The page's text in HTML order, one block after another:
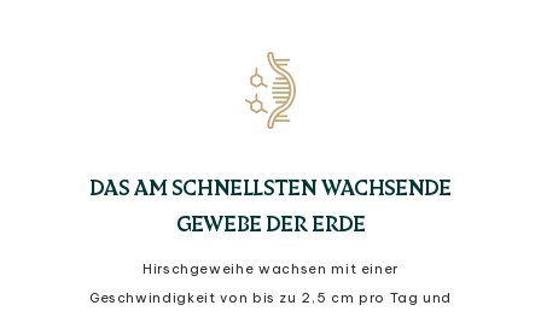
DAS AM SCHNELLSTEN WACHSENDE
GEWEBE DER ERDE
Hirschgeweihe wachsen mit einer
Geschwindigkeit von bis zu 2,5 cm pro Tag und